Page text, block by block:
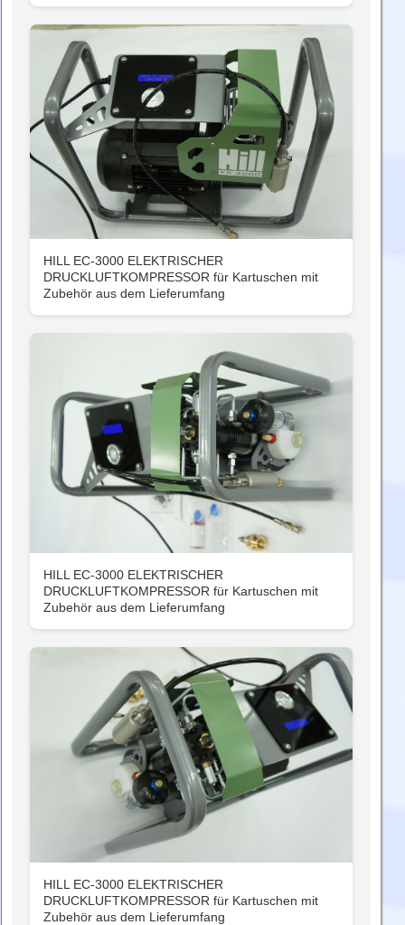
HILL EC-3000 ELEKTRISCHER
DRUCKLUFTKOMPRESSOR für Kartuschen mit
Zubehör aus dem Lieferumfang
HILL EC-3000 ELEKTRISCHER
DRUCKLUFTKOMPRESSOR für Kartuschen mit
Zubehör aus dem Lieferumfang
HILL EC-3000 ELEKTRISCHER
DRUCKLUFTKOMPRESSOR für Kartuschen mit
Zubehör aus dem Lieferumfang